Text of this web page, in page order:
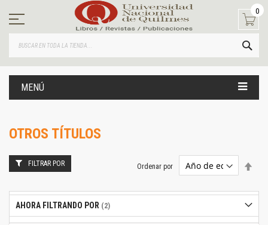
contenido
0
MENÚ
OTROS TÍTULOS
Ordenar por
FILTRAR POR
AHORA FILTRANDO POR